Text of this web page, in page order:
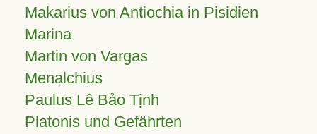
Makarius von Antiochia in Pisidien
Marina
Martin von Vargas
Menalchius
Paulus Lê Bảo Tịnh
Platonis und Gefährten